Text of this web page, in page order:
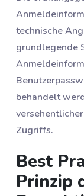
technische
grundlegende
behandelt
Zugriffs.
Best
Prinzip